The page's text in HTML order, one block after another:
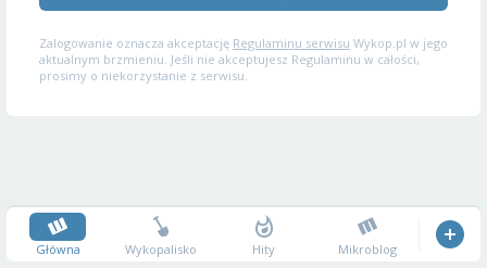
Zalogowanie oznacza akceptację Regulaminu serwisu Wykop.pl w jego
aktualnym brzmieniu. Jeśli nie akceptujesz Regulaminu w całości,
prosimy o niekorzystanie z serwisu.
Główna Wykopalisko Hity Mikroblog